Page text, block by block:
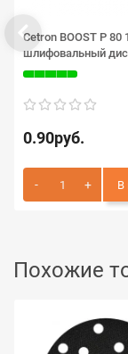
Cetron BOOST P
шлифовальный
0.90руб.
В
Похожие